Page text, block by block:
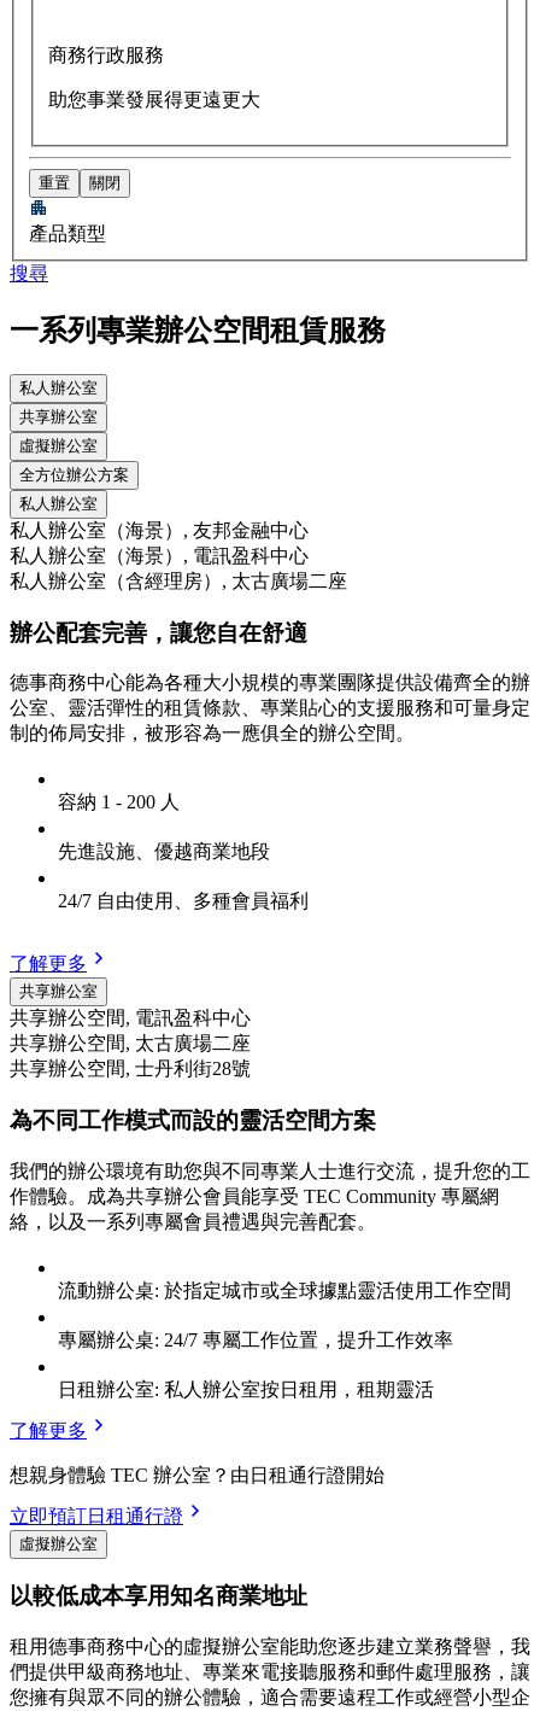
商務行政服務
助您事業發展得更遠更大
重置 關閉
產品類型
搜尋
一系列專業辦公空間租賃服務
私人辦公室
共享辦公室
虛擬辦公室
全方位辦公方案
私人辦公室
私人辦公室（海景）, 友邦金融中心
私人辦公室（海景）, 電訊盈科中心
私人辦公室（含經理房）, 太古廣場二座
辦公配套完善，讓您自在舒適
德事商務中心能為各種大小規模的專業團隊提供設備齊全的辦
公室、靈活彈性的租賃條款、專業貼心的支援服務和可量身定
制的佈局安排，被形容為一應俱全的辦公空間。
容納 1 - 200 人
先進設施、優越商業地段
24/7 自由使用、多種會員福利
了解更多
共享辦公室
共享辦公空間, 電訊盈科中心
共享辦公空間, 太古廣場二座
共享辦公空間, 士丹利街28號
為不同工作模式而設的靈活空間方案
我們的辦公環境有助您與不同專業人士進行交流，提升您的工
作體驗。成為共享辦公會員能享受 TEC Community 專屬網
絡，以及一系列專屬會員禮遇與完善配套。
流動辦公桌: 於指定城市或全球據點靈活使用工作空間
專屬辦公桌: 24/7 專屬工作位置，提升工作效率
日租辦公室: 私人辦公室按日租用，租期靈活
了解更多
想親身體驗 TEC 辦公室？由日租通行證開始
立即預訂日租通行證
虛擬辦公室
以較低成本享用知名商業地址
租用德事商務中心的虛擬辦公室能助您逐步建立業務聲譽，我
們提供甲級商務地址、專業來電接聽服務和郵件處理服務，讓
您擁有與眾不同的辦公體驗，適合需要遠程工作或經營小型企